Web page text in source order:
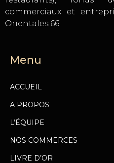
commerciaux et
Orientales 66.
Menu
ACCUEIL
A PROPOS
L’ÉQUIPE
NOS COMMERCES
LIVRE D’OR